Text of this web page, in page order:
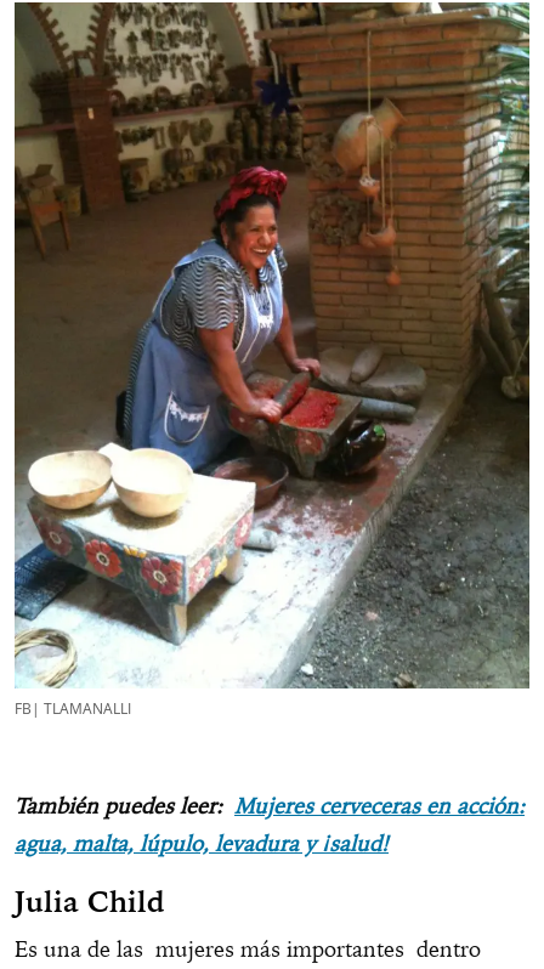
FB| TLAMANALLI
También puedes leer: Mujeres cerveceras en acción:
agua, malta, lúpulo, levadura y ¡salud!
Julia Child
Es una de las mujeres más importantes dentro